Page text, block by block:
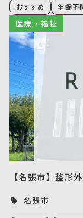
おすすめ 年齢不
医療・福祉
【名張市】整形
名張市